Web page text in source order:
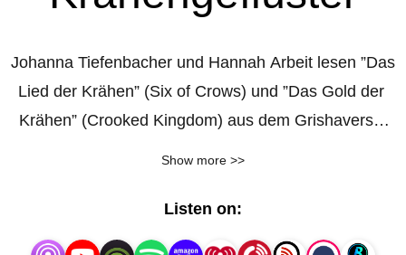
Johanna Tiefenbacher und Hannah Arbeit lesen ”Das
Lied der Krähen” (Six of Crows) und ”Das Gold der
Krähen” (Crooked Kingdom) aus dem Grishaverse
Dabei erwähnen wir auch ab und an die Serie
”Shadow and Bone”, ohne dabei aber zu viel zu
Show more >>
Listen on: